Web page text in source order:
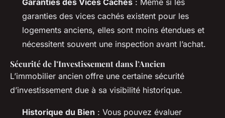
Garanties des Vices Cachés : Même si les
garanties des vices cachés existent pour les
logements anciens, elles sont moins étendues et
nécessitent souvent une inspection avant l’achat.
Sécurité de l’Investissement dans l’Ancien
L’immobilier ancien offre une certaine sécurité
d’investissement due à sa visibilité historique.
Historique du Bien : Vous pouvez évaluer